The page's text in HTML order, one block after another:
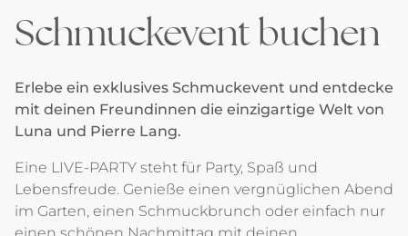
Schmuckevent buchen
Erlebe ein exklusives Schmuckevent und entdecke
mit deinen Freundinnen die einzigartige Welt von
Luna und Pierre Lang.
Eine LIVE-PARTY steht für Party, Spaß und
Lebensfreude. Genieße einen vergnüglichen Abend
im Garten, einen Schmuckbrunch oder einfach nur